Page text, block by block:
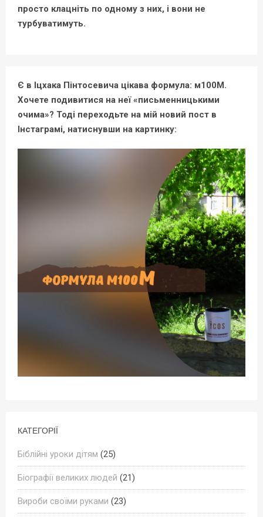
просто клацніть по одному з них, і вони не
турбуватимуть.
Є в Іцхака Пінтосевича цікава формула: м100М.
Хочете подивитися на неї «письменницькими
очима»? Тоді переходьте на мій новий пост в
Інстаграмі, натиснувши на картинку:
КАТЕГОРІЇ
Біблійні уроки дітям (25)
Біографії великих людей (21)
Вироби своїми руками (23)